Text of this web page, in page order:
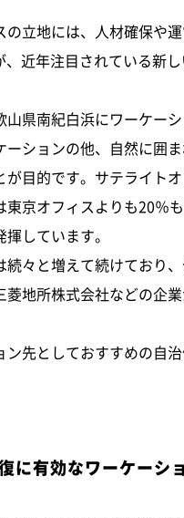
立地には、人材確保や運
近年注目されている新
県南紀白浜にワーケー
ションの他、自然に囲
目的です。サテライト
京オフィスよりも20％
しています。
々と増えて続けており
地所株式会社などの企
先としておすすめの自
に有効なワーケーシ